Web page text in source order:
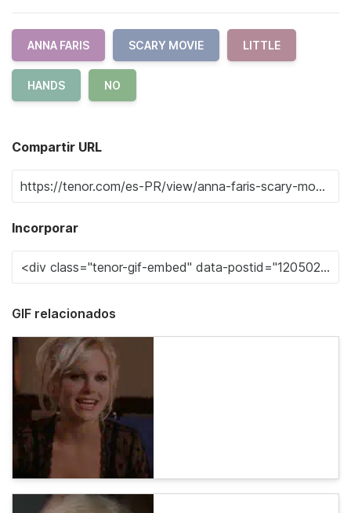
ANNA FARIS SCARY MOVIE LITTLE
HANDS NO
Compartir URL
Incorporar
GIF relacionados